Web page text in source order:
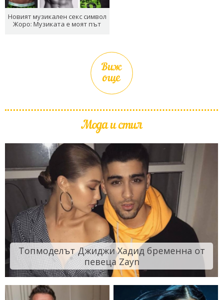
Новият музикален секс символ
Жоро: Музиката е моят път
Виж
още
Мода и стил
Топмоделът Джиджи Хадид бременна от
певеца Zayn